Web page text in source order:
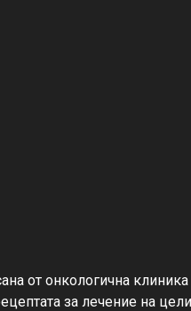
от онкологична
за лечение на